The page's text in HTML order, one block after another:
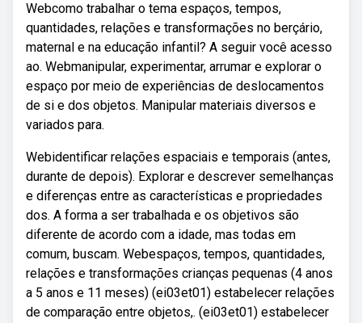
Webcomo trabalhar o tema espaços, tempos,
quantidades, relações e transformações no berçário,
maternal e na educação infantil? A seguir você acesso
ao. Webmanipular, experimentar, arrumar e explorar o
espaço por meio de experiências de deslocamentos
de si e dos objetos. Manipular materiais diversos e
variados para.
Webidentificar relações espaciais e temporais (antes,
durante de depois). Explorar e descrever semelhanças
e diferenças entre as características e propriedades
dos. A forma a ser trabalhada e os objetivos são
diferente de acordo com a idade, mas todas em
comum, buscam. Webespaços, tempos, quantidades,
relações e transformações crianças pequenas (4 anos
a 5 anos e 11 meses) (ei03et01) estabelecer relações
de comparação entre objetos,. (ei03et01) estabelecer